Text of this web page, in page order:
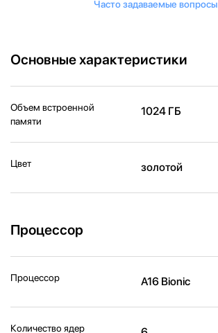
Часто задаваемые вопросы
Основные характеристики
Объем встроенной
памяти
1024 ГБ
Цвет золотой
Процессор
Процессор A16 Bionic
Количество ядер